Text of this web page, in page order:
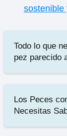
sostenible
Todo lo que
pez parecido
Los Peces
Necesitas